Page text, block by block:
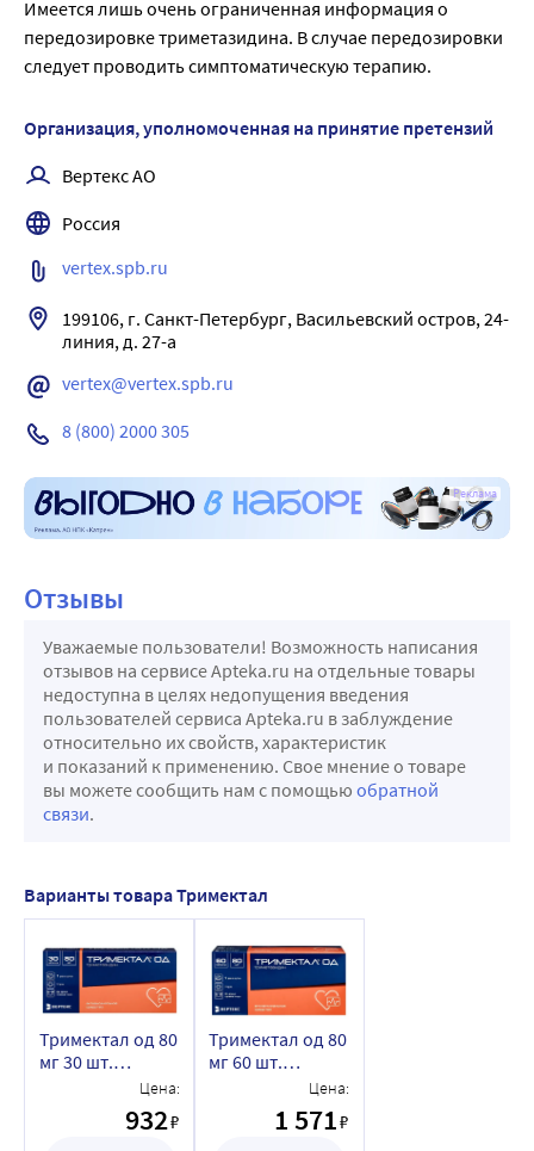
Имеется лишь очень ограниченная информация о
передозировке триметазидина. В случае передозировки
следует проводить симптоматическую терапию.
Организация, уполномоченная на принятие претензий
Вертекс АО
Россия
vertex.spb.ru
199106, г. Санкт-Петербург, Васильевский остров, 24-
vertex@vertex.spb.ru
8 (800) 2000 305
Реклама
Отзывы
Уважаемые пользователи! Возможность написания
отзывов на сервисе Apteka.ru на отдельные товары
недоступна в целях недопущения введения
пользователей сервиса Apteka.ru в заблуждение
относительно их свойств, характеристик
и показаний к применению. Свое мнение о товаре
вы можете сообщить нам с помощью обратной
связи.
Варианты товара Тримектал
Тримектал од 80
мг 30 шт.
пролонгированным
Цена:
932₽
Тримектал од 80
мг 60 шт.
таблетки с
пролонгированным
Цена:
1 571₽